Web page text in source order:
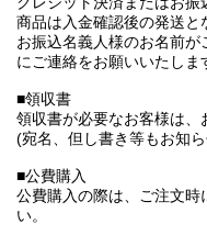
商品は入金確認後の発送と
お振込名義人様のお名前
にご連絡をお願いいたしま
■領収書
領収書が必要なお客様は、
(宛名、但し書き等もお知
■公費購入
公費購入の際は、ご注文時
い。